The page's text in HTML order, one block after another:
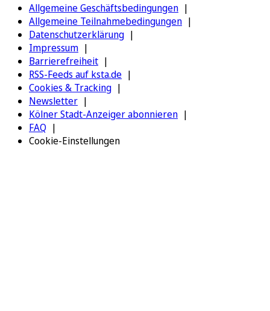
Allgemeine Geschäftsbedingungen
Allgemeine Teilnahmebedingungen
Datenschutzerklärung
Impressum
Barrierefreiheit
RSS-Feeds auf ksta.de
Cookies & Tracking
Newsletter
Kölner Stadt-Anzeiger abonnieren
FAQ
Cookie-Einstellungen